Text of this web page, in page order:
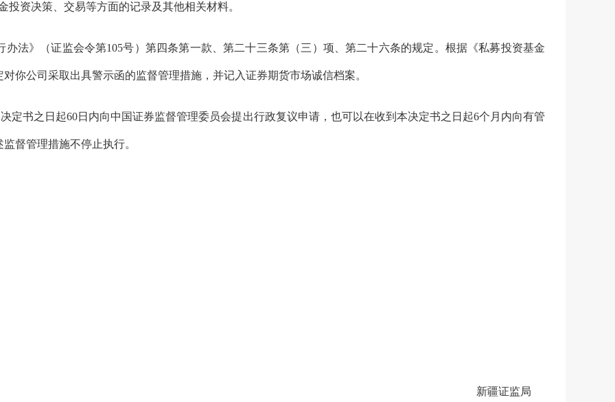
资决策、交易等方面的记录及其他相关材料。
法》 （证监会令第105号） 第四条第一款、第二十三条第（三）项、第二十六条的规定。 根据《私募投资基金
你公司采取出具警示函的监督管理措施，并记入证券期货市场诚信档案。
定书之日起60日内向中国证券监督管理委员会提出行政复议申请，也可以在收到本决定书之日起6个月内向有管
监督管理措施不停止执行。
新疆证监局